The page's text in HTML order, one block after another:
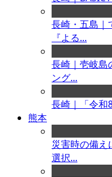
長崎・五島｜
『よる...
長崎｜壱岐島
ング...
長崎｜「令和
熊本
災害時の備え
選択...